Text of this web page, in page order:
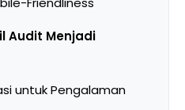
Audit Menjadi
untuk Pengalaman